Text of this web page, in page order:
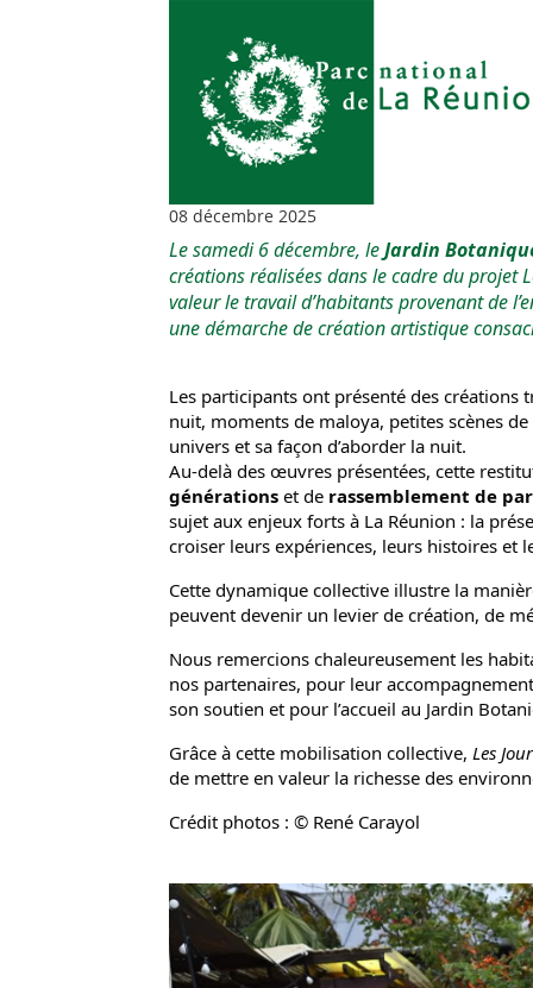
08 décembre 2025
Le samedi 6 décembre, le Jardin
créations réalisées dans le cadre du projet
valeur le travail d’habitants provenant de
une démarche de création artistique
Les participants ont présenté des créations
nuit, moments de maloya, petites scènes
univers et sa façon d’aborder la nuit.
Au-delà des œuvres présentées, cette
générations et de rassemblement de
sujet aux enjeux forts à La Réunion : la
croiser leurs expériences, leurs histoires et
Cette dynamique collective illustre la
peuvent devenir un levier de création, de
Nous remercions chaleureusement les
nos partenaires, pour leur
son soutien et pour l’accueil au Jardin
Grâce à cette mobilisation collective, Les
de mettre en valeur la richesse des
Crédit photos : © René Carayol